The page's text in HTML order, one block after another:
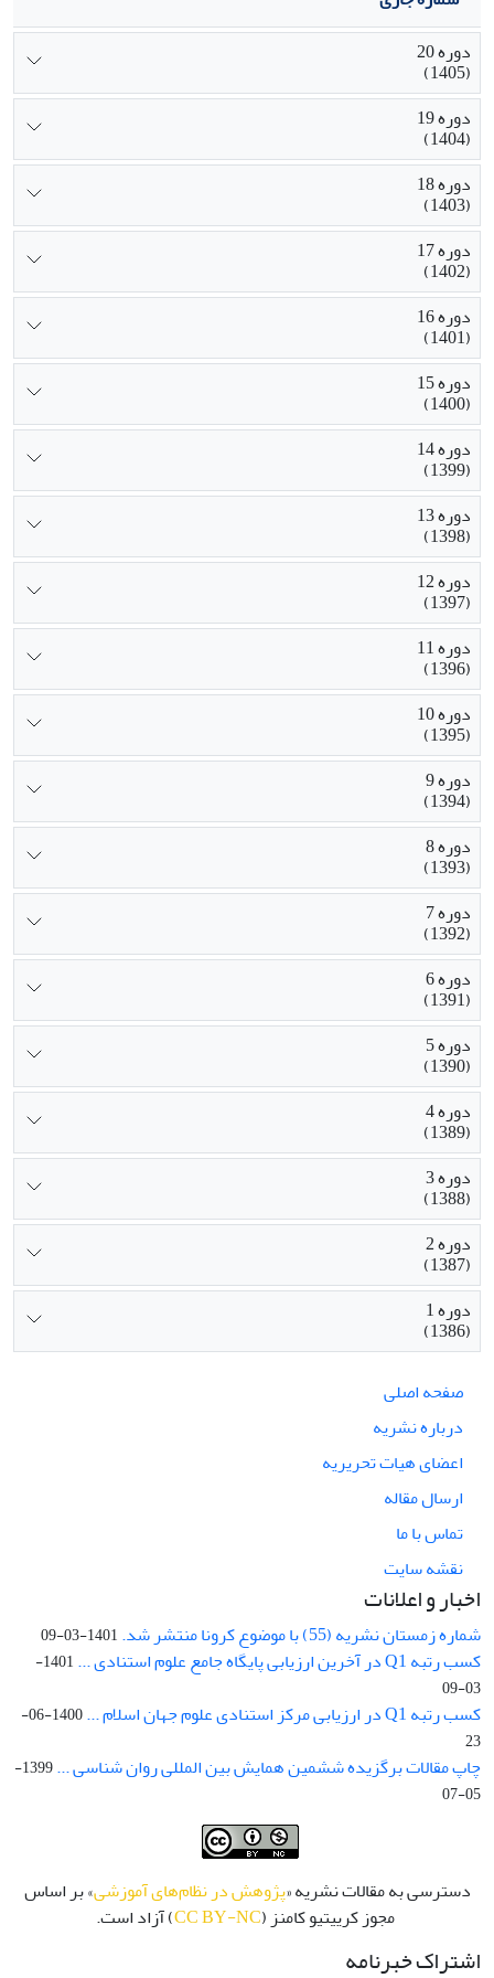
دوره 20
(1405)
دوره 19
(1404)
دوره 18
(1403)
دوره 17
(1402)
دوره 16
(1401)
دوره 15
(1400)
دوره 14
(1399)
دوره 13
(1398)
دوره 12
(1397)
دوره 11
(1396)
دوره 10
(1395)
دوره 9
(1394)
دوره 8
(1393)
دوره 7
(1392)
دوره 6
(1391)
دوره 5
(1390)
دوره 4
(1389)
دوره 3
(1388)
دوره 2
(1387)
دوره 1
(1386)
صفحه اصلی
درباره نشریه
اعضای هیات تحریریه
ارسال مقاله
تماس با ما
نقشه سایت
اخبار و اعلانات
شماره زمستان نشریه (55) با موضوع کرونا منتشر شد. 1401-03-09
کسب رتبه Q1 در آخرین ارزیابی پایگاه جامع علوم استنادی ...
1401-
03-09
کسب رتبه Q1 در ارزیابی مرکز استنادی علوم جهان اسلام ...
1400-06-
23
چاپ مقالات برگزیده ششمین همایش بین المللی روان شناسی ...
1399-
05-07
دسترسی به مقالات نشریه «پژوهش در نظام‌های آموزشی» بر اساس
مجوز کرییتیو کامنز (CC BY-NC) آزاد است.
اشتراک خبرنامه